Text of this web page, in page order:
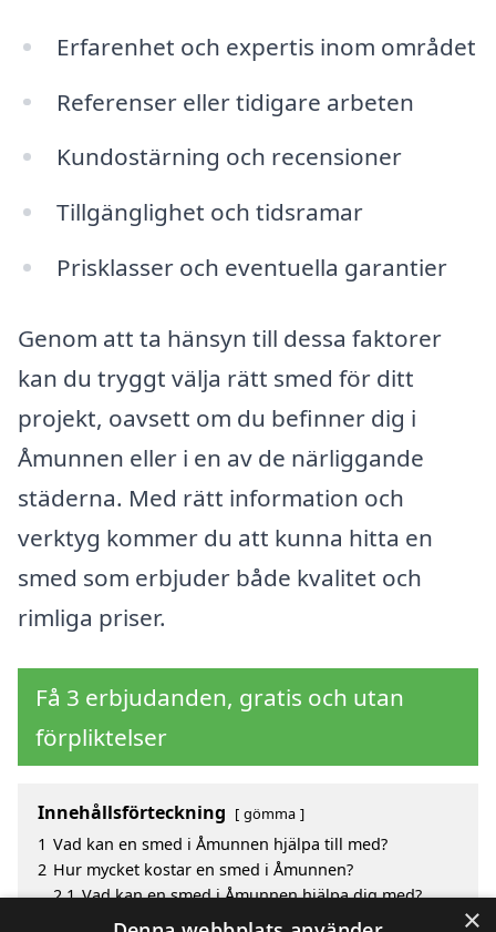
Erfarenhet och expertis inom området
Referenser eller tidigare arbeten
Kundostärning och recensioner
Tillgänglighet och tidsramar
Prisklasser och eventuella garantier
Genom att ta hänsyn till dessa faktorer
kan du tryggt välja rätt smed för ditt
projekt, oavsett om du befinner dig i
Åmunnen eller i en av de närliggande
städerna. Med rätt information och
verktyg kommer du att kunna hitta en
smed som erbjuder både kvalitet och
rimliga priser.
Få 3 erbjudanden, gratis och utan
förpliktelser
Innehållsförteckning gömma
1 Vad kan en smed i Åmunnen hjälpa till med?
2 Hur mycket kostar en smed i Åmunnen?
2.1 Vad kan en smed i Åmunnen hjälpa dig med?
Fördelar med att välja smed i Åmunnen ×